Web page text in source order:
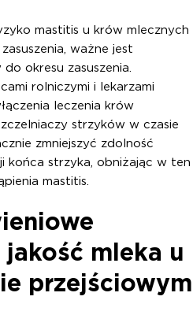
mastitis u krów mlecznych
ważne jest
okresu zasuszenia.
rolniczymi i lekarzami
leczenia krów
strzyków w czasie
zmniejszyć zdolność
końca strzyka, obniżając w ten
mastitis.
mleka u
przejściowym